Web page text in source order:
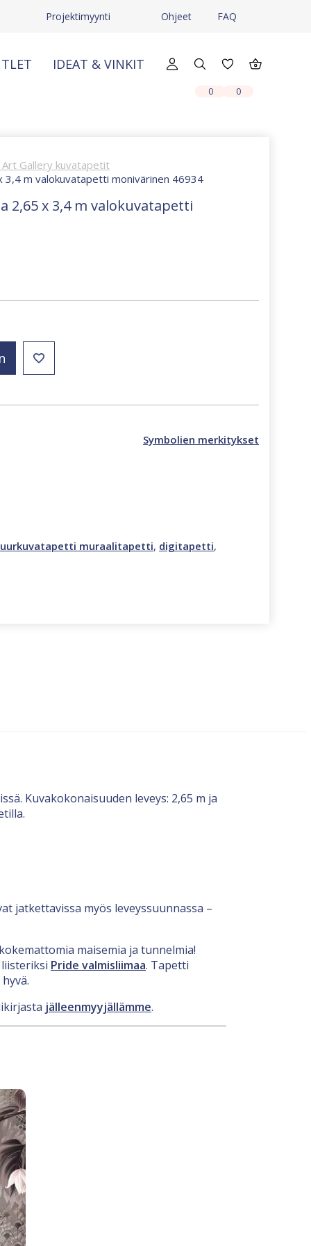
Projektimyynti Ohjeet FAQ
IDEAT & VINKIT
0 0
Gallery kuvatapetit
3,4 m valokuvatapetti monivärinen 46934
2,65 x 3,4 m valokuvatapetti
Symbolien merkitykset
muraalitapetti, digitapetti,
Kuvakokonaisuuden leveys: 2,65 m ja
jatkettavissa myös leveyssuunnassa –
maisemia ja tunnelmia!
Pride valmisliimaa. Tapetti
jälleenmyyjällämme.